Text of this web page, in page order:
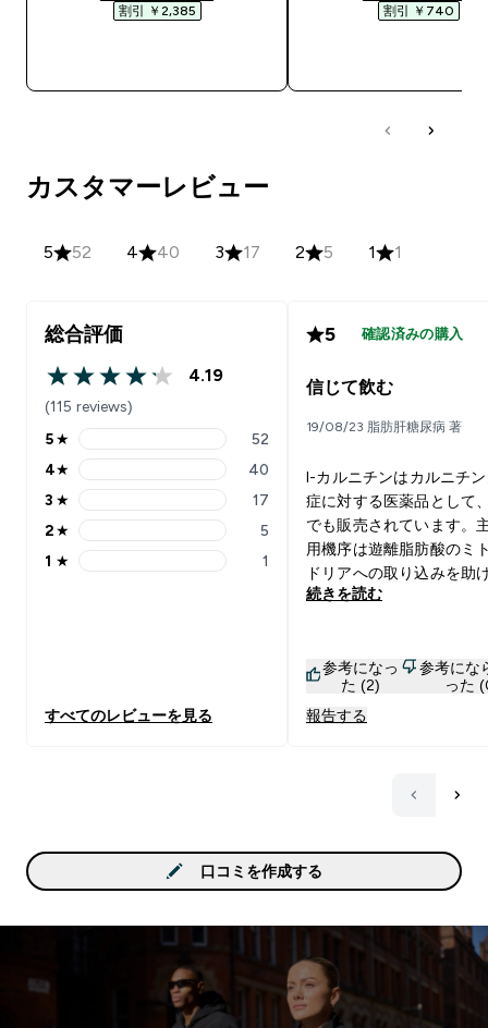
割引 ￥2,385‎
割引 ￥740‎
カスタマーレビュー
5 52 4 40 3 17 2 5 1 1
総合評価
4.19 out of 5 stars
4.19
(115 reviews)
5 stars rating 52 reviews
5★ 52
4 stars rating 40 reviews
4★ 40
3 stars rating 17 reviews
3 ★ 17
2 stars rating 5 reviews
2★ 5
1 stars rating 1 reviews
1 ★ 1
すべてのレビューを見る
5 確認済みの購入
信じて飲む
19/08/23 脂肪肝糖尿病 著
l-カルニチンはカルニチ
症に対する医薬品として
でも販売されています。
用機序は遊離脂肪酸のミ
ドリアへの取り込みを助
とでATP産生が増加し筋
んが、食品から多く摂取
とすると牛肉や羊肉を食
要がありお金が掛かりま
続きを読む
参考になっ
た (2)
参考にな
った
報告する
口コミを作成する